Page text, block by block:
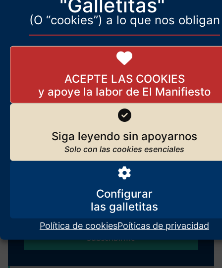
"Galletitas"
(O “cookies”) a lo que nos obligan
ACEPTE LAS COOKIES
Siga leyendo sin apoyarnos
Configurar
Política de cookiesPoíticas de privacidad
Lo que somos, lo que nos mueve
Javier Ruiz Portella
Seguir leyendo
Los orígenes de El Manifiesto
Seguir leyendo
Suscríbase cada día en su correo
Subscribirme